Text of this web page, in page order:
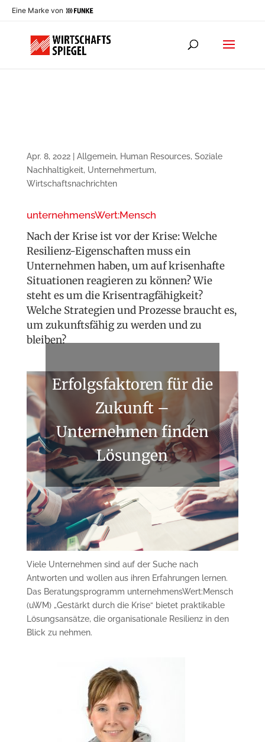
Eine Marke von
Apr. 8, 2022| Allgemein, Human Resources, Soziale
Nachhaltigkeit, Unternehmertum,
Wirtschaftsnachrichten
unternehmensWert:Mensch
Nach der Krise ist vor der Krise: Welche
Resilienz-Eigenschaften muss ein
Unternehmen haben, um auf krisenhafte
Situationen reagieren zu können? Wie
steht es um die Krisentragfähigkeit?
Welche Strategien und Prozesse braucht es,
um zukunftsfähig zu werden und zu
bleiben?
Erfolgsfaktoren für die
Zukunft –
Unternehmen finden
Lösungen
Viele Unternehmen sind auf der Suche nach
Antworten und wollen aus ihren Erfahrungen lernen.
Das Beratungsprogramm unternehmensWert:Mensch
(uWM) „Gestärkt durch die Krise“ bietet praktikable
Lösungsansätze, die organisationale Resilienz in den
Blick zu nehmen.